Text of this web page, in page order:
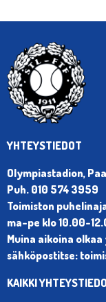
YHTEYSTIEDOT
Olympiastadion,
Puh. 010 574 3959
Toimiston
ma-pe klo 10.00-
Muina aikoina
sähköpostitse:
KAIKKI